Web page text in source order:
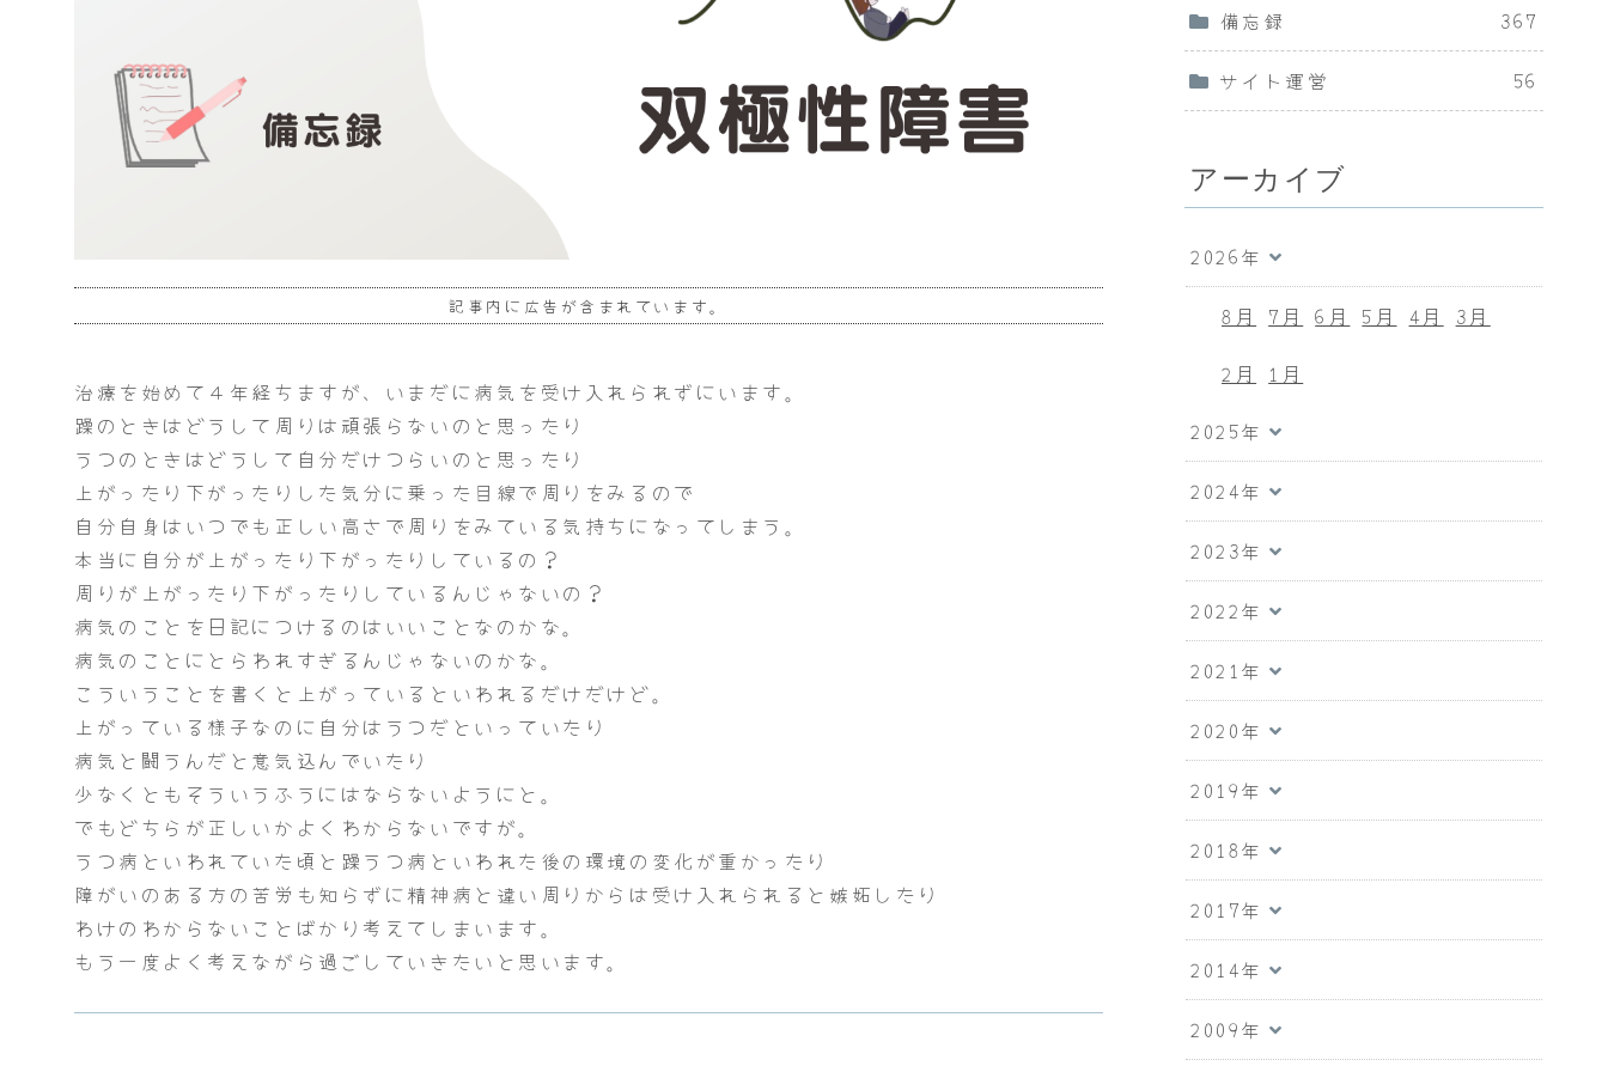
記事内に広告が含まれています。
治療を始めて４年経ちますが、いまだに病気を受け入れられずにいます。
躁のときはどうして周りは頑張らないのと思ったり
うつのときはどうして自分だけつらいのと思ったり
上がったり下がったりした気分に乗った目線で周りをみるので
自分自身はいつでも正しい高さで周りをみている気持ちになってしまう。
本当に自分が上がったり下がったりしているの？
周りが上がったり下がったりしているんじゃないの？
病気のことを日記につけるのはいいことなのかな。
病気のことにとらわれすぎるんじゃないのかな。
こういうことを書くと上がっているといわれるだけだけど。
上がっている様子なのに自分はうつだといっていたり
病気と闘うんだと意気込んでいたり
少なくともそういうふうにはならないようにと。
でもどちらが正しいかよくわからないですが。
うつ病といわれていた頃と躁うつ病といわれた後の環境の変化が重かったり
障がいのある方の苦労も知らずに精神病と違い周りからは受け入れられると嫉妬したり
わけのわからないことばかり考えてしまいます。
もう一度よく考えながら過ごしていきたいと思います。
備忘録 367
サイト運営 56
アーカイブ
2026年
8月 7月 6月 5月 4月
3月
2月
1月
2025年
2024年
2023年
2022年
2021年
2020年
2019年
2018年
2017年
2014年
2009年